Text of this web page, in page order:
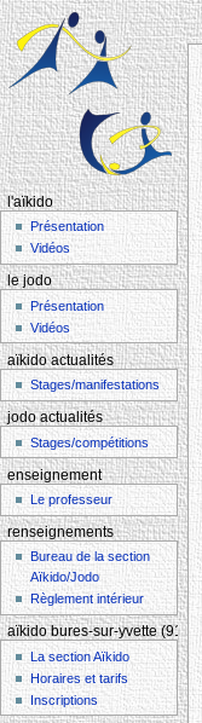
l'aïkido
Présentation
Vidéos
le jodo
Présentation
Vidéos
aïkido actualités
Stages/manifestations
jodo actualités
Stages/compétitions
enseignement
Le professeur
renseignements
Bureau de la section
Aïkido/Jodo
Règlement intérieur
aïkido bures-sur-yvette (91)
La section Aïkido
Horaires et tarifs
Inscriptions